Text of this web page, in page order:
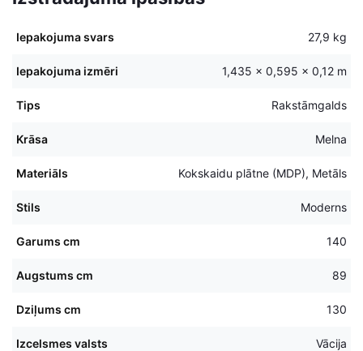
Iepakojuma svars 27,9 kg
Iepakojuma izmēri 1,435 × 0,595 × 0,12 m
Tips Rakstāmgalds
Krāsa Melna
Materiāls Kokskaidu plātne (MDP), Metāls
Stils Moderns
Garums cm 140
Augstums cm 89
Dziļums cm 130
Izcelsmes valsts Vācija